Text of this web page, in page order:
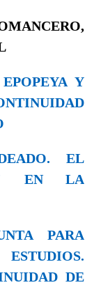
Y
EL
EN LA
PARA
DE